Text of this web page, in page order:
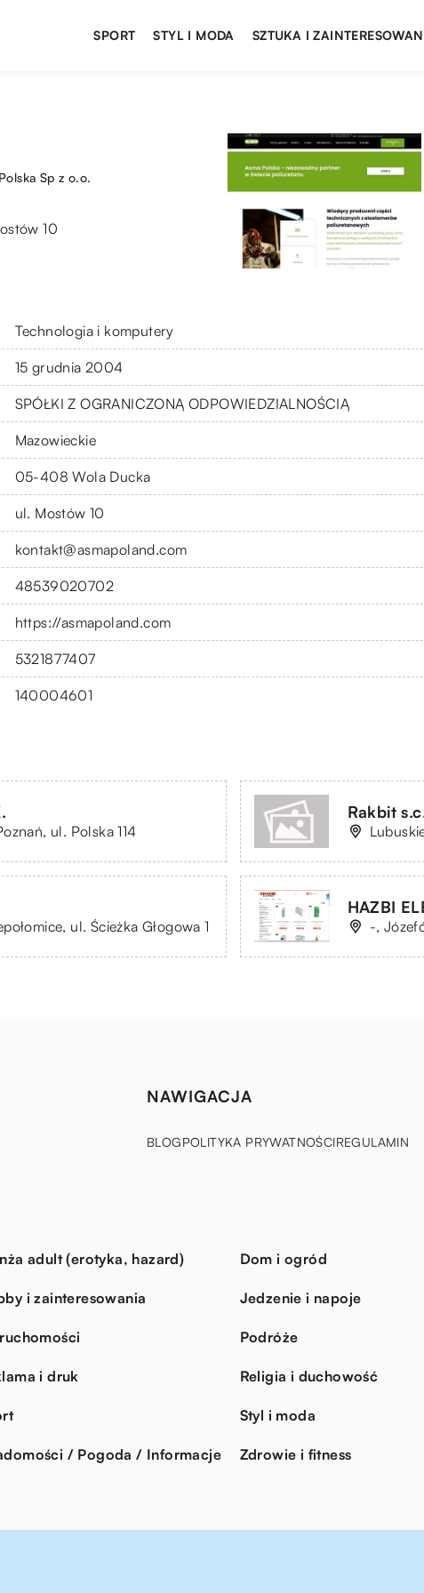
SPORT STYL I MODA SZTUKA I
Sp z o.o.
10
Technologia i komputery
15 grudnia 2004
SPÓŁKI Z OGRANICZONĄ ODPOWIEDZIALNOŚCIĄ
Mazowieckie
05-408 Wola Ducka
ul. Mostów 10
kontakt@asmapoland.com
48539020702
https://asmapoland.com
5321877407
140004601
ul. Polska 114
Rakbit
ul. Ścieżka Głogowa 1
HAZBI
-,
NAWIGACJA
BLOGPOLITYKA PRYWATNOŚCIREGULAMIN
adult (erotyka, hazard) Dom i ogród
i zainteresowania Jedzenie i napoje
Podróże
i druk Religia i duchowość
Styl i moda
/ Pogoda / Informacje Zdrowie i fitness